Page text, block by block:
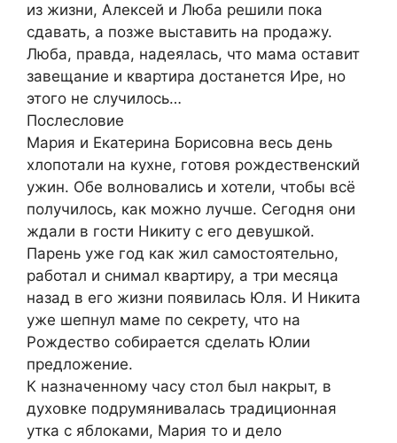
из жизни, Алексей и Люба решили пока
сдавать, а позже выставить на продажу.
Люба, правда, надеялась, что мама оставит
завещание и квартира достанется Ире, но
этого не случилось…
Послесловие
Мария и Екатерина Борисовна весь день
хлопотали на кухне, готовя рождественский
ужин. Обе волновались и хотели, чтобы всё
получилось, как можно лучше. Сегодня они
ждали в гости Никиту с его девушкой.
Парень уже год как жил самостоятельно,
работал и снимал квартиру, а три месяца
назад в его жизни появилась Юля. И Никита
уже шепнул маме по секрету, что на
Рождество собирается сделать Юлии
предложение.
К назначенному часу стол был накрыт, в
духовке подрумянивалась традиционная
утка с яблоками, Мария то и дело